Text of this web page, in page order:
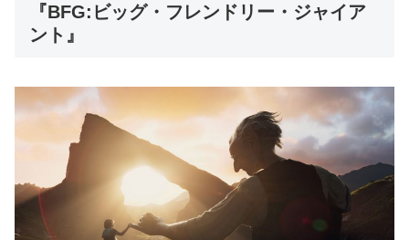
『BFG:ビッグ・フレンドリー・ジャイア
ント』